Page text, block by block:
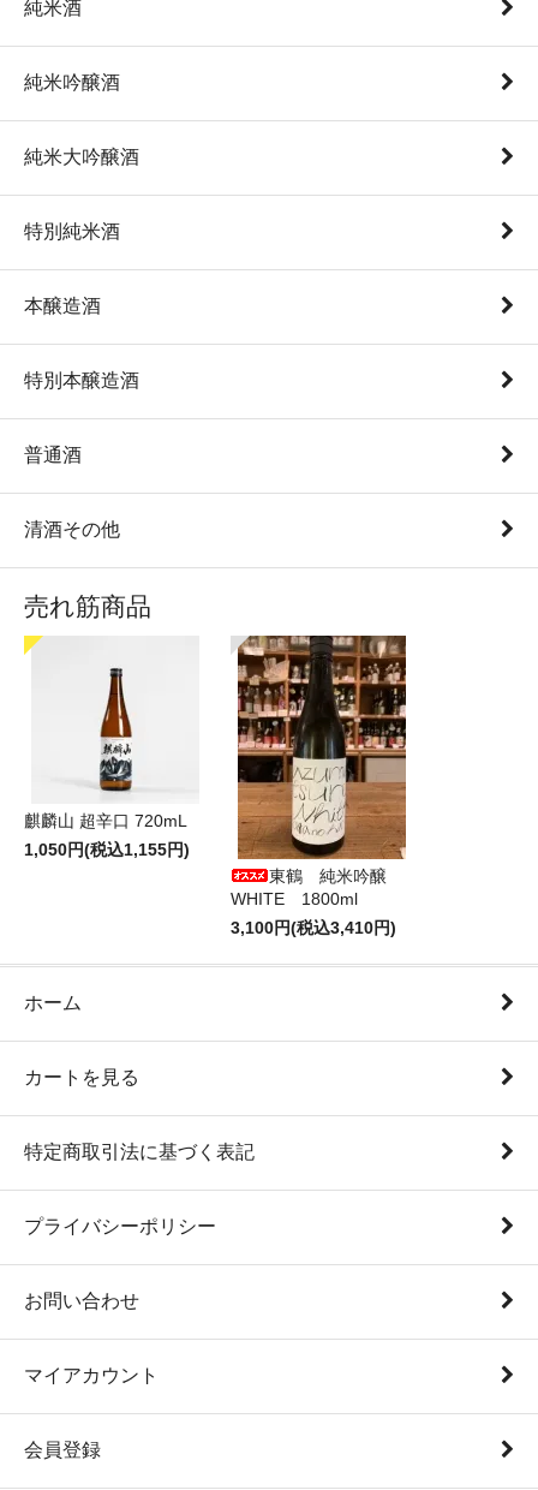
純米酒
純米吟醸酒
純米大吟醸酒
特別純米酒
本醸造酒
特別本醸造酒
普通酒
清酒その他
売れ筋商品
麒麟山 超辛口 720mL
1,050円(税込1,155円)
東鶴 純米吟醸
WHITE 1800ml
3,100円(税込3,410円)
ホーム
カートを見る
特定商取引法に基づく表記
プライバシーポリシー
お問い合わせ
マイアカウント
会員登録